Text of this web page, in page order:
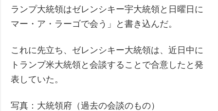
ランプ大統領はゼレンシキー宇大統領と日曜日に
マー・ア・ラーゴで会う」と書き込んだ。
これに先立ち、ゼレンシキー大統領は、近日中に
トランプ米大統領と会談することで合意したと発
表していた。
写真：大統領府（過去の会談のもの）